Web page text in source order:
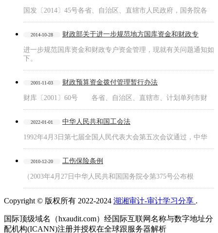
国发〔2014〕45号各省、自治区、直辖市人民政府，国务院各
2014-10-28 财政部关于进一步规范地方国库资金和财政专
进一步规范国库资金和财政专户资金管理，现就有关问题通知如
下。
2001-11-03 财政预算资金拨付管理暂行办法
财库〔2001〕60号 各省、自治区、直辖市、计划单列市财
2022-01-01 中华人民共和国工会法
1992年4月3日第七届全国人民代表大会第五次会议通过，中华
2010-12-20 工伤保险条例
（2003年4月27日中华人民共和国国务院令第375号公布根
Copyright © 版权所有 2022-2024 湖湘审计-审计学习分享 .
国际顶级域名（hxaudit.com）经国际互联网名称与数字地址分
配机构(ICANN)注册并授权在全球跟服务器解析